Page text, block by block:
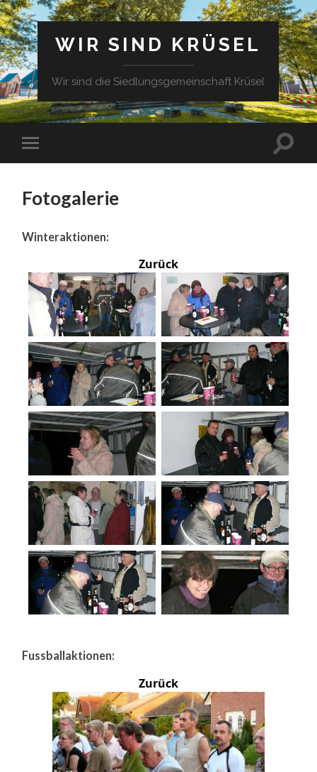
WIR SIND KRÜSEL
Wir sind die Siedlungsgemeinschaft Krüsel
Fotogalerie
Winteraktionen:
Zurück
Fussballaktionen:
Zurück